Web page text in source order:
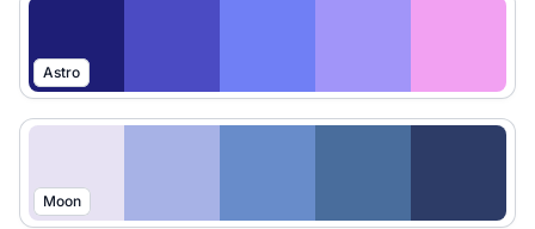
Astro
Moon